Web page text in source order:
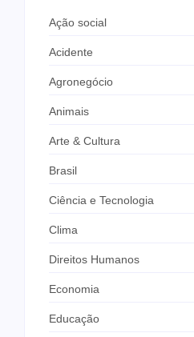
Ação social
Acidente
Agronegócio
Animais
Arte & Cultura
Brasil
Ciência e Tecnologia
Clima
Direitos Humanos
Economia
Educação